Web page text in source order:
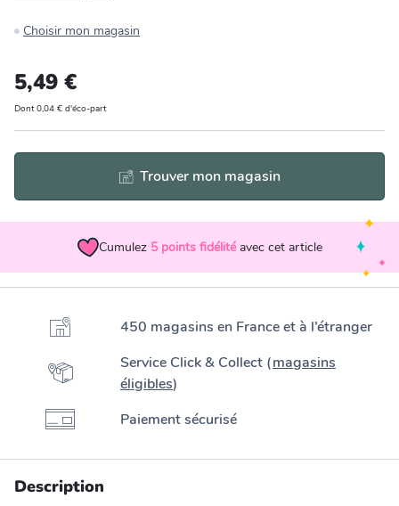
Choisir mon magasin
5,49 €
Dont 0,04 € d'éco-part
Trouver mon magasin
Cumulez 5 points fidélité avec cet article
450 magasins en France et à l’étranger
Service Click & Collect (magasins
éligibles)
Paiement sécurisé
Description